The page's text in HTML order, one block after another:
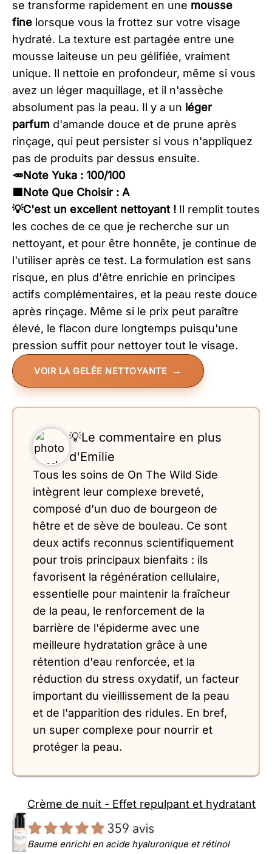
se transforme rapidement en une mousse
fine lorsque vous la frottez sur votre visage
hydraté. La texture est partagée entre une
mousse laiteuse un peu gélifiée, vraiment
unique. Il nettoie en profondeur, même si vous
avez un léger maquillage, et il n'assèche
absolument pas la peau. Il y a un léger
parfum d'amande douce et de prune après
rinçage, qui peut persister si vous n'appliquez
pas de produits par dessus ensuite.
🥕Note Yuka : 100/100
🟦Note Que Choisir : A
​💡C'est un excellent nettoyant ! Il remplit toutes
les coches de ce que je recherche sur un
nettoyant, et pour être honnête, je continue de
l'utiliser après ce test. La formulation est sans
risque, en plus d'être enrichie en principes
actifs complémentaires, et la peau reste douce
après rinçage. Même si le prix peut paraître
élevé, le flacon dure longtemps puisqu'une
pression suffit pour nettoyer tout le visage.​
VOIR LA GELÉE NETTOYANTE
💡Le commentaire en plus
d'Emilie
Tous les soins de On The Wild Side
intègrent leur complexe breveté,
composé d'un duo de bourgeon de
hêtre et de sève de bouleau. Ce sont
deux actifs reconnus scientifiquement
pour trois principaux bienfaits : ils
favorisent la régénération cellulaire,
essentielle pour maintenir la fraîcheur
de la peau, le renforcement de la
barrière de l'épiderme avec une
meilleure hydratation grâce à une
rétention d'eau renforcée, et la
réduction du stress oxydatif, un facteur
important du vieillissement de la peau
et de l'apparition des ridules. En bref,
un super complexe pour nourrir et
protéger la peau.
Crème de nuit - Effet repulpant et hydratant
Baume enrichi en acide hyaluronique et rétinol